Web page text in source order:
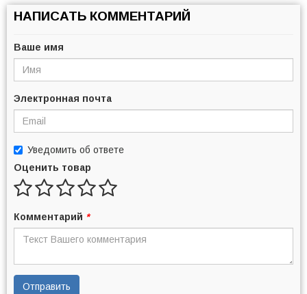
НАПИСАТЬ КОММЕНТАРИЙ
Ваше имя
Электронная почта
Уведомить об ответе
Оценить товар
Комментарий *
Отправить